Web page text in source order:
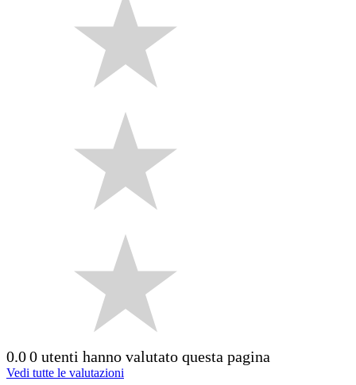
0.00 utenti hanno valutato questa pagina
Vedi tutte le valutazioni